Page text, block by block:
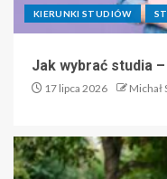
KIERUNKI STUDIÓW
Jak wybrać studia
17 lipca 2026 Michał